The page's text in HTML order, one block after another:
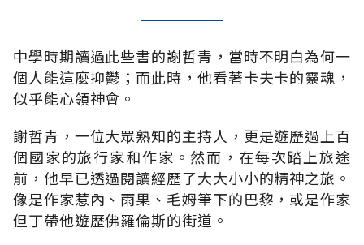
中學時期讀過此些書的謝哲青，當時不明白為何一
個人能這麼抑鬱；而此時，他看著卡夫卡的靈魂，
似乎能心領神會。
謝哲青，一位大眾熟知的主持人，更是遊歷過上百
個國家的旅行家和作家。然而，在每次踏上旅途
前，他早已透過閱讀經歷了大大小小的精神之旅。
像是作家惹內、雨果、毛姆筆下的巴黎，或是作家
但丁帶他遊歷佛羅倫斯的街道。